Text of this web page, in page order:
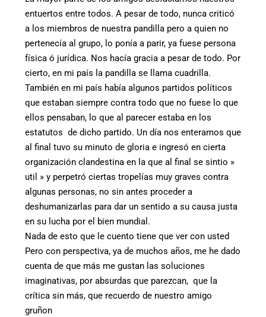
entuertos entre todos. A pesar de todo, nunca criticó
a los miembros de nuestra pandilla pero a quien no
pertenecía al grupo, lo ponía a parir, ya fuese persona
física ó jurídica. Nos hacía gracia a pesar de todo. Por
cierto, en mi país la pandilla se llama cuadrilla.
También en mi país había algunos partidos políticos
que estaban siempre contra todo que no fuese lo que
ellos pensaban, lo que al parecer estaba en los
estatutos de dicho partido. Un día nos enteramos que
al final tuvo su minuto de gloria e ingresó en cierta
organización clandestina en la que al final se sintio »
util » y perpetró ciertas tropelías muy graves contra
algunas personas, no sin antes proceder a
deshumanizarlas para dar un sentido a su causa justa
en su lucha por el bien mundial.
Nada de esto que le cuento tiene que ver con usted
Pero con perspectiva, ya de muchos años, me he dado
cuenta de que más me gustan las soluciones
imaginativas, por absurdas que parezcan, que la
crítica sin más, que recuerdo de nuestro amigo
gruñon